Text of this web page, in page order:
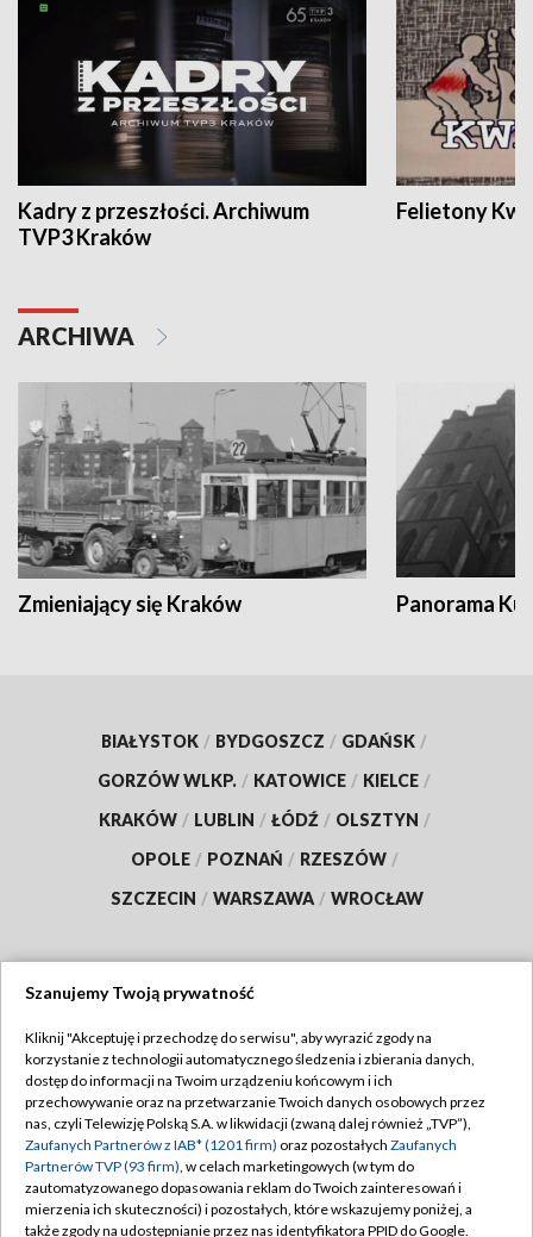
Kadry z przeszłości. Archiwum
TVP3 Kraków
Felietony
ARCHIWA
Zmieniający się Kraków Panorama
BIAŁYSTOK / BYDGOSZCZ / GDAŃSK /
GORZÓW WLKP. / KATOWICE / KIELCE /
KRAKÓW / LUBLIN / ŁÓDŹ / OLSZTYN /
OPOLE / POZNAŃ / RZESZÓW /
SZCZECIN / WARSZAWA / WROCŁAW
TVP
Abonament TVP
Emisja w TVP
Centrum informacji TVP
Naziemna Telewizja Cyfrowa
Regulamin TVP
Polityka prywatności
Moje zgody
Pomoc
Szanujemy Twoją prywatność
Kliknij "Akceptuję i przechodzę do serwisu", aby wyrazić zgody na
korzystanie z technologii automatycznego śledzenia i zbierania danych,
dostęp do informacji na Twoim urządzeniu końcowym i ich
przechowywanie oraz na przetwarzanie Twoich danych osobowych przez
nas, czyli Telewizję Polską S.A. w likwidacji (zwaną dalej również „TVP”),
Zaufanych Partnerów z IAB* (1201 firm) oraz pozostałych Zaufanych
Partnerów TVP (93 firm), w celach marketingowych (w tym do
zautomatyzowanego dopasowania reklam do Twoich zainteresowań i
mierzenia ich skuteczności) i pozostałych, które wskazujemy poniżej, a
także zgody na udostępnianie przez nas identyfikatora PPID do Google.